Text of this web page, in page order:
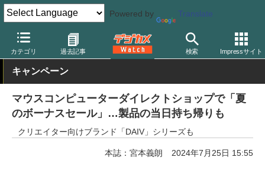
Powered by Translate
カテゴリ 過去記事 検索 Impressサイト
デジカメ Watch PC/モバイル関連 PC
キャンペーン
マウスコンピューターダイレクトショップで「夏
のボーナスセール」…製品の当日持ち帰りも
クリエイター向けブランド「DAIV」シリーズも
本誌：宮本義朗 2024年7月25日 15:55